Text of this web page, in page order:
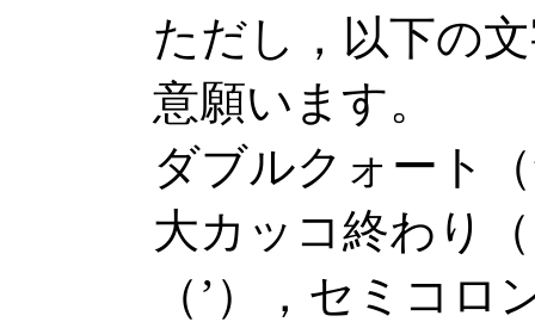
ただし，以下の
意願います。
ダブルクォート
大カッコ終わり
（’），セミコ